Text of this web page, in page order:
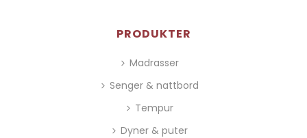
PRODUKTER
Madrasser
Senger & nattbord
Tempur
Dyner & puter